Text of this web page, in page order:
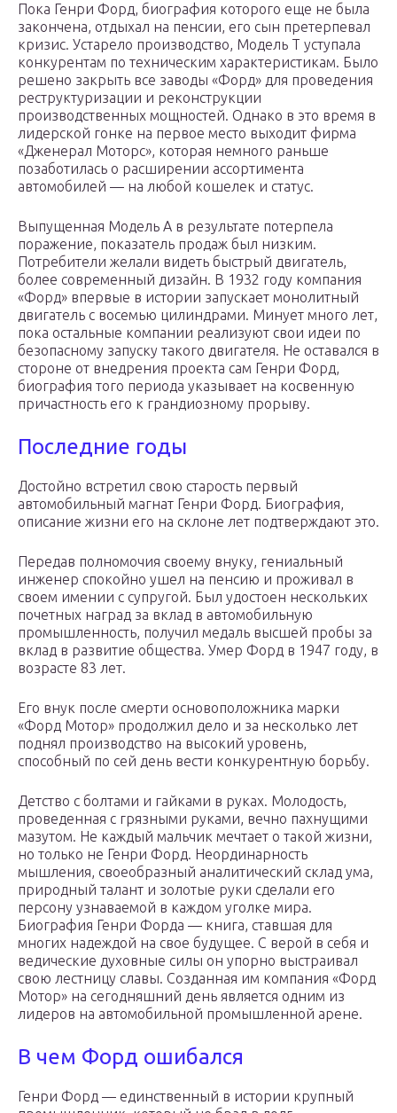
Пока Генри Форд, биография которого еще не была
закончена, отдыхал на пенсии, его сын претерпевал
кризис. Устарело производство, Модель Т уступала
конкурентам по техническим характеристикам. Было
решено закрыть все заводы «Форд» для проведения
реструктуризации и реконструкции
производственных мощностей. Однако в это время в
лидерской гонке на первое место выходит фирма
«Дженерал Моторс», которая немного раньше
позаботилась о расширении ассортимента
автомобилей — на любой кошелек и статус.
Выпущенная Модель А в результате потерпела
поражение, показатель продаж был низким.
Потребители желали видеть быстрый двигатель,
более современный дизайн. В 1932 году компания
«Форд» впервые в истории запускает монолитный
двигатель с восемью цилиндрами. Минует много лет,
пока остальные компании реализуют свои идеи по
безопасному запуску такого двигателя. Не оставался в
стороне от внедрения проекта сам Генри Форд,
биография того периода указывает на косвенную
причастность его к грандиозному прорыву.
Последние годы
Достойно встретил свою старость первый
автомобильный магнат Генри Форд. Биография,
описание жизни его на склоне лет подтверждают это.
Передав полномочия своему внуку, гениальный
инженер спокойно ушел на пенсию и проживал в
своем имении с супругой. Был удостоен нескольких
почетных наград за вклад в автомобильную
промышленность, получил медаль высшей пробы за
вклад в развитие общества. Умер Форд в 1947 году, в
возрасте 83 лет.
Его внук после смерти основоположника марки
«Форд Мотор» продолжил дело и за несколько лет
поднял производство на высокий уровень,
способный по сей день вести конкурентную борьбу.
Детство с болтами и гайками в руках. Молодость,
проведенная с грязными руками, вечно пахнущими
мазутом. Не каждый мальчик мечтает о такой жизни,
но только не Генри Форд. Неординарность
мышления, своеобразный аналитический склад ума,
природный талант и золотые руки сделали его
персону узнаваемой в каждом уголке мира.
Биография Генри Форда — книга, ставшая для
многих надеждой на свое будущее. С верой в себя и
ведические духовные силы он упорно выстраивал
свою лестницу славы. Созданная им компания «Форд
Мотор» на сегодняшний день является одним из
лидеров на автомобильной промышленной арене.
В чем Форд ошибался
Генри Форд — единственный в истории крупный